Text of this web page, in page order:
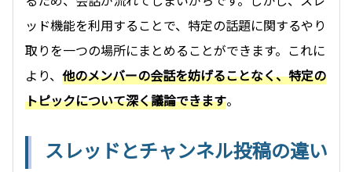
ッド機能を利用することで、特定の話題に関するやり
取りを一つの場所にまとめることができます。これに
より、 他のメンバーの会話を妨げることなく、特定の
トピックについて深く議論できます。
スレッドとチャンネル投稿の違い